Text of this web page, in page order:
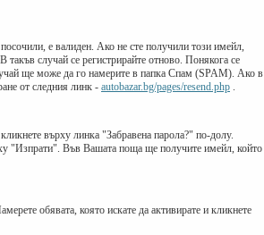
е валиден. Ако не сте получили този имейл,
случай се регистрирайте отново. Понякога се
ще може да го намерите в папка Спам (SPAM). Ако в
от следния линк - autobazar.bg/pages/resend.php .
върху линка "Забравена парола?" по-долу.
"Изпрати". Във Вашата поща ще получите имейл, който
обявата, която искате да активирате и кликнете